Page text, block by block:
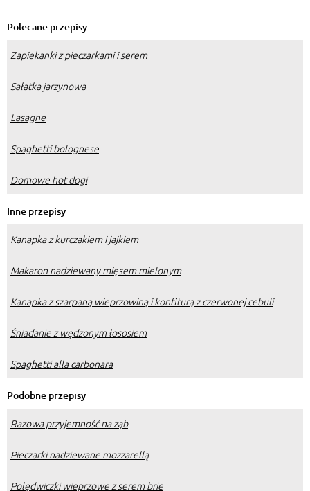
Polecane przepisy
Zapiekanki z pieczarkami i serem
Sałatka jarzynowa
Lasagne
Spaghetti bolognese
Domowe hot dogi
Inne przepisy
Kanapka z kurczakiem i jajkiem
Makaron nadziewany mięsem mielonym
Kanapka z szarpaną wieprzowiną i konfiturą z czerwonej cebuli
Śniadanie z wędzonym łososiem
Spaghetti alla carbonara
Podobne przepisy
Razowa przyjemność na ząb
Pieczarki nadziewane mozzarellą
Polędwiczki wieprzowe z serem brie